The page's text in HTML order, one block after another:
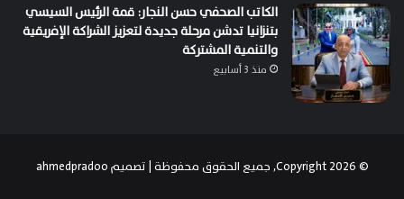
الكاتب الصحفي حسن النجار: قمة الرئيس السيسي
بتنزانيا تدشن مرحلة جديدة لتعزيز الشراكة الإفريقية
والتنمية المشتركة
منذ 3 أسابيع
© Copyright 2026, جميع الحقوق محفوظة | تصميم ahmedpradoo